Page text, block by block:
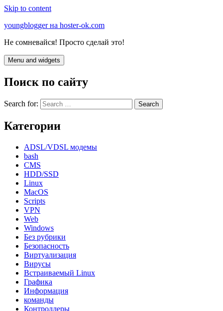
Skip to content
youngblogger на hoster-ok.com
Не сомневайся! Просто сделай это!
Menu and widgets
Поиск по сайту
Search for:
Категории
ADSL/VDSL модемы
bash
CMS
HDD/SSD
Linux
MacOS
Scripts
VPN
Web
Windows
Без рубрики
Безопасность
Виртуализация
Вирусы
Встраиваемый Linux
Графика
Информация
команды
Контроллеры